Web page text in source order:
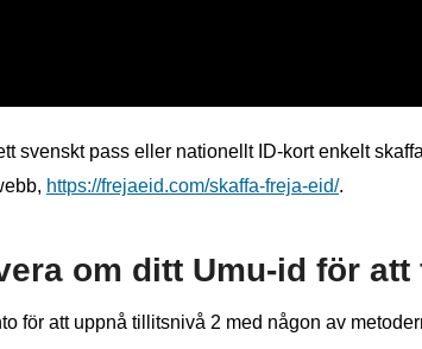
svenskt pass eller nationellt ID-kort enkelt
https://frejaeid.com/skaffa-freja-eid/.
om ditt Umu-id för
för att uppnå tillitsnivå 2 med någon av